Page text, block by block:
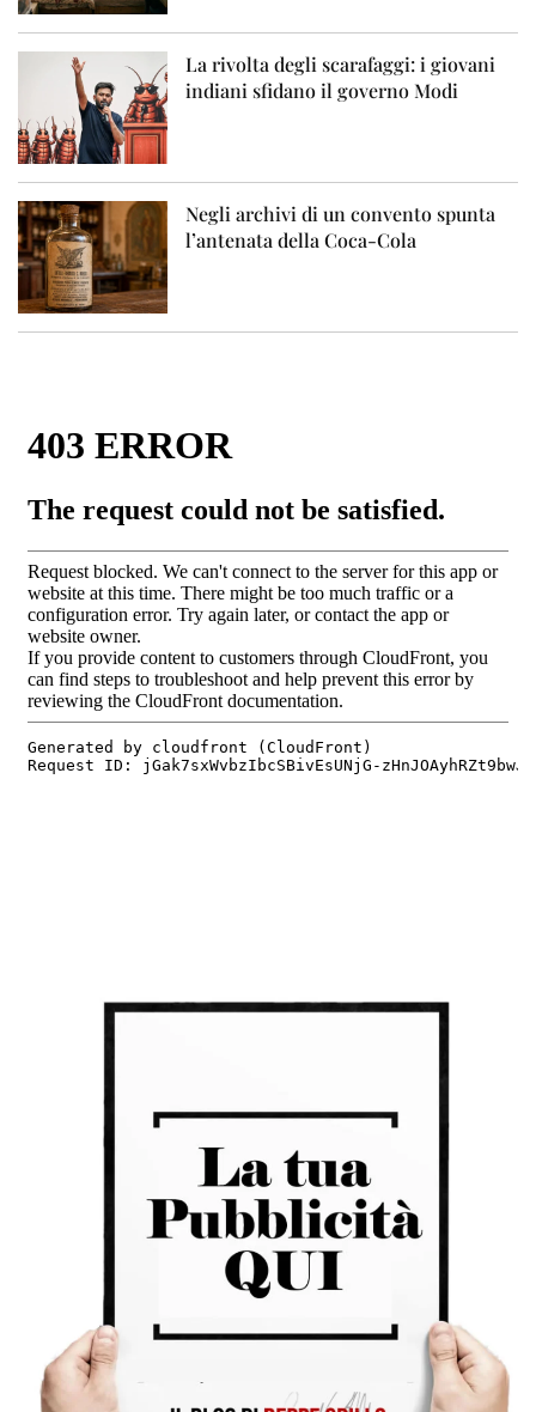
La rivolta degli scarafaggi: i giovani
indiani sfidano il governo Modi
Negli archivi di un convento spunta
l’antenata della Coca-Cola